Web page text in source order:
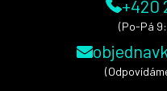
+420
(Po-Pá